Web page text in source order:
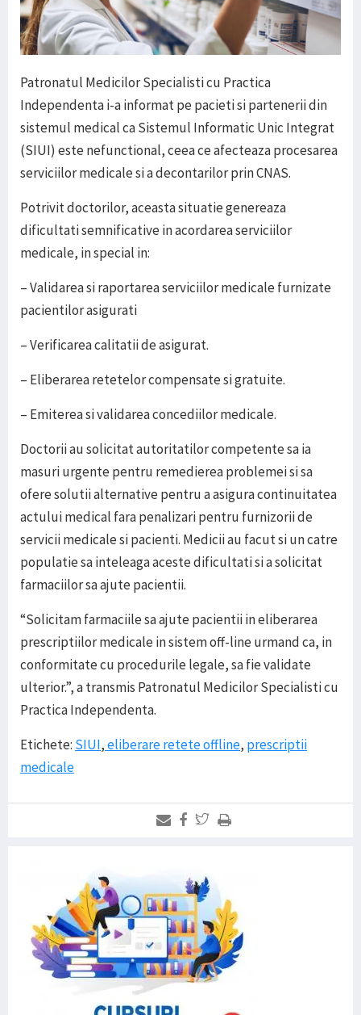
Patronatul Medicilor Specialisti cu Practica
Independenta i-a informat pe pacieti si partenerii din
sistemul medical ca Sistemul Informatic Unic Integrat
(SIUI) este nefunctional, ceea ce afecteaza procesarea
serviciilor medicale si a decontarilor prin CNAS.
Potrivit doctorilor, aceasta situatie genereaza
dificultati semnificative in acordarea serviciilor
medicale, in special in:
– Validarea si raportarea serviciilor medicale furnizate
pacientilor asigurati
– Verificarea calitatii de asigurat.
– Eliberarea retetelor compensate si gratuite.
– Emiterea si validarea concediilor medicale.
Doctorii au solicitat autoritatilor competente sa ia
masuri urgente pentru remedierea problemei si sa
ofere solutii alternative pentru a asigura continuitatea
actului medical fara penalizari pentru furnizorii de
servicii medicale si pacienti. Medicii au facut si un catre
populatie sa inteleaga aceste dificultati si a solicitat
farmaciilor sa ajute pacientii.
“Solicitam farmaciile sa ajute pacientii in eliberarea
prescriptiilor medicale in sistem off-line urmand ca, in
conformitate cu procedurile legale, sa fie validate
ulterior.”, a transmis Patronatul Medicilor Specialisti cu
Practica Independenta.
Etichete: SIUI,eliberare retete offline, prescriptii
medicale